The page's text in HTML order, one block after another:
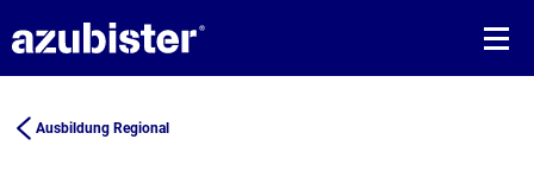
Ausbildung Regional